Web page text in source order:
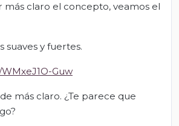
más claro el concepto, veamos el
suaves y fuertes.
Guw
más claro. ¿Te parece que